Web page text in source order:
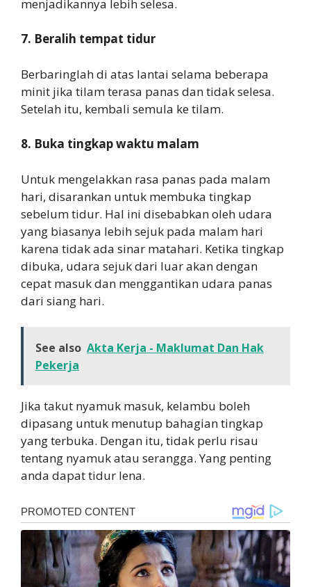
menjadikannya lebih selesa.
7. Beralih tempat tidur
Berbaringlah di atas lantai selama beberapa
minit jika tilam terasa panas dan tidak selesa.
Setelah itu, kembali semula ke tilam.
8. Buka tingkap waktu malam
Untuk mengelakkan rasa panas pada malam
hari, disarankan untuk membuka tingkap
sebelum tidur. Hal ini disebabkan oleh udara
yang biasanya lebih sejuk pada malam hari
karena tidak ada sinar matahari. Ketika tingkap
dibuka, udara sejuk dari luar akan dengan
cepat masuk dan menggantikan udara panas
dari siang hari.
See also Akta Kerja - Maklumat Dan Hak
Pekerja
Jika takut nyamuk masuk, kelambu boleh
dipasang untuk menutup bahagian tingkap
yang terbuka. Dengan itu, tidak perlu risau
tentang nyamuk atau serangga. Yang penting
anda dapat tidur lena.